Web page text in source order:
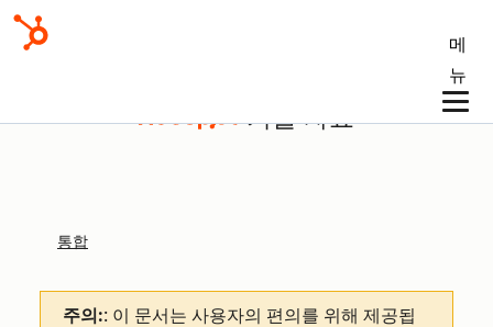
메
뉴
기술 자료
통합
주의:: 이 문서는 사용자의 편의를 위해 제공됩